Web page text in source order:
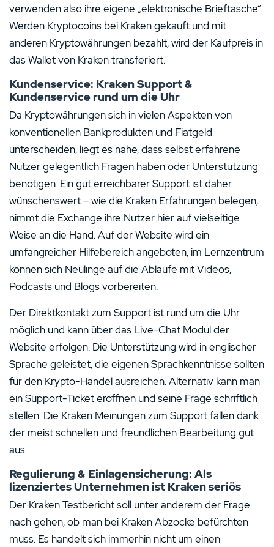
verwenden also ihre eigene „elektronische Brieftasche“.
Werden Kryptocoins bei Kraken gekauft und mit
anderen Kryptowährungen bezahlt, wird der Kaufpreis in
das Wallet von Kraken transferiert.
Kundenservice: Kraken Support &
Kundenservice rund um die Uhr
Da Kryptowährungen sich in vielen Aspekten von
konventionellen Bankprodukten und Fiatgeld
unterscheiden, liegt es nahe, dass selbst erfahrene
Nutzer gelegentlich Fragen haben oder Unterstützung
benötigen. Ein gut erreichbarer Support ist daher
wünschenswert – wie die Kraken Erfahrungen belegen,
nimmt die Exchange ihre Nutzer hier auf vielseitige
Weise an die Hand. Auf der Website wird ein
umfangreicher Hilfebereich angeboten, im Lernzentrum
können sich Neulinge auf die Abläufe mit Videos,
Podcasts und Blogs vorbereiten.
Der Direktkontakt zum Support ist rund um die Uhr
möglich und kann über das Live-Chat Modul der
Website erfolgen. Die Unterstützung wird in englischer
Sprache geleistet, die eigenen Sprachkenntnisse sollten
für den Krypto-Handel ausreichen. Alternativ kann man
ein Support-Ticket eröffnen und seine Frage schriftlich
stellen. Die Kraken Meinungen zum Support fallen dank
der meist schnellen und freundlichen Bearbeitung gut
aus.
Regulierung & Einlagensicherung: Als
lizenziertes Unternehmen ist Kraken seriös
Der Kraken Testbericht soll unter anderem der Frage
nach gehen, ob man bei Kraken Abzocke befürchten
muss. Es handelt sich immerhin nicht um einen